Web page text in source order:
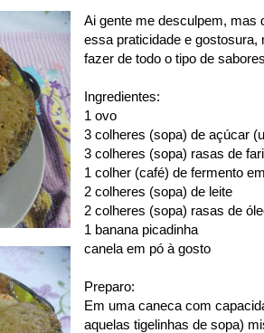
Ai gente me desculpem, mas
essa praticidade e gostosura,
fazer de todo o tipo de
Ingredientes:
1 ovo
3 colheres (sopa) de açúcar
3 colheres (sopa) rasas de
1 colher (café) de fermento
2 colheres (sopa) de leite
2 colheres (sopa) rasas de
1 banana picadinha
canela em pó à gosto
Preparo:
Em uma caneca com
aquelas tigelinhas de sopa)